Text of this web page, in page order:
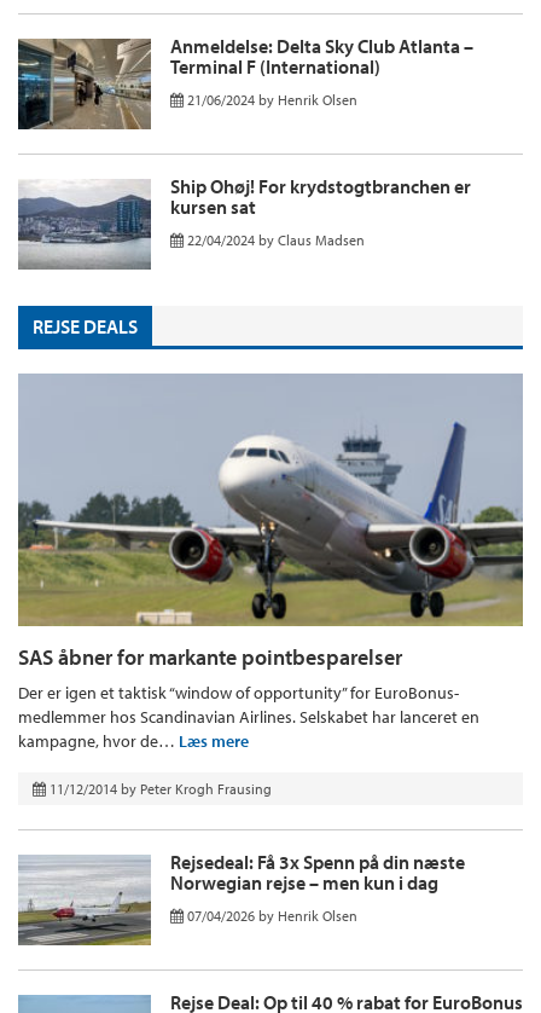
Anmeldelse: Delta Sky Club Atlanta –
Terminal F (International)
21/06/2024 by Henrik Olsen
Ship Ohøj! For krydstogtbranchen er
kursen sat
22/04/2024 by Claus Madsen
REJSE DEALS
SAS åbner for markante pointbesparelser
Der er igen et taktisk “window of opportunity” for EuroBonus-
medlemmer hos Scandinavian Airlines. Selskabet har lanceret en
kampagne, hvor de… Læs mere
11/12/2014 by Peter Krogh Frausing
Rejsedeal: Få 3x Spenn på din næste
Norwegian rejse – men kun i dag
07/04/2026 by Henrik Olsen
Rejse Deal: Op til 40 % rabat for EuroBonus